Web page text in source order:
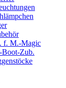
f. M.-Magic
Zub.